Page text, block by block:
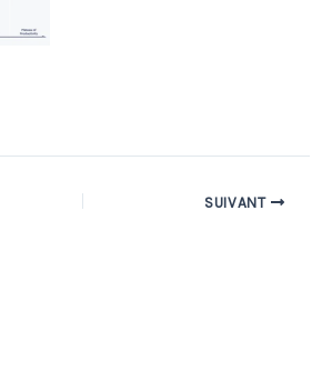
SUIVANT